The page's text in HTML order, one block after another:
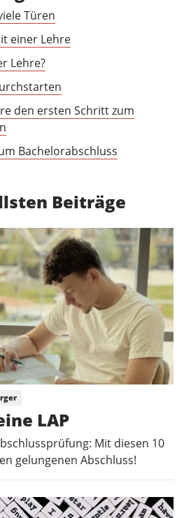
Türen
einer Lehre
Lehre?
den ersten Schritt zum
Bachelorabschluss
Beiträge
LAP
Mit diesen 10
gelungenen Abschluss!